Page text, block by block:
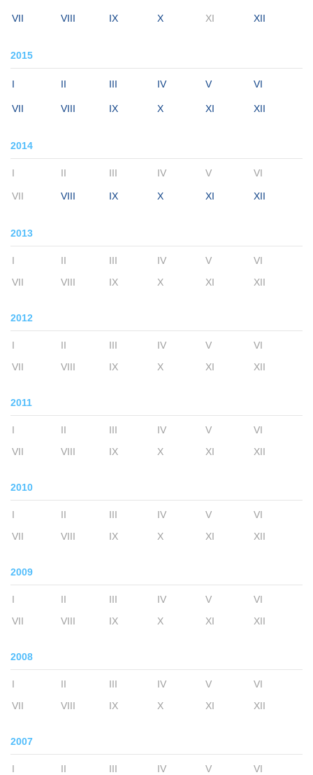
VII VIII IX X XI XII
2015
I II III IV V VI
VII VIII IX X XI XII
2014
I II III IV V VI
VII VIII IX X XI XII
2013
I II III IV V
VI
VII
VIII IX X XI XII
2012
I II III IV V
VI
VII
VIII IX X XI XII
2011
I II III IV V
VI
VII
VIII IX X XI XII
2010
I II III IV V
VI
VII
VIII IX X XI XII
2009
I II III IV V
VI
VII
VIII IX X XI XII
2008
I II III IV V
VI
VII
VIII IX X XI XII
2007
I II III IV V
VI